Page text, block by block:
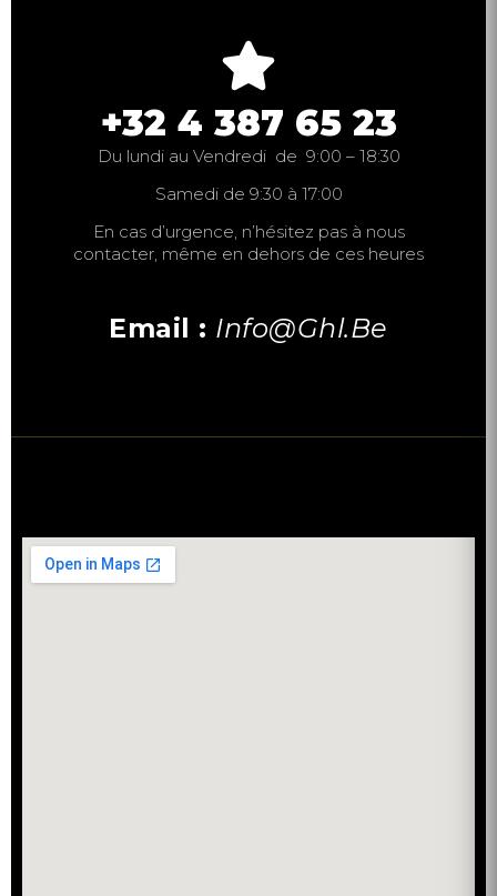
+32 4 387 65 23
Du lundi au Vendredi de 9:00 – 18:30
Samedi de 9:30 à 17:00
En cas d’urgence, n’hésitez pas à nous
contacter, même en dehors de ces heures
Email : Info@ghl.be